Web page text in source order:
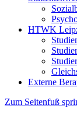
HTWK
Externe
Zum Seitenfuß